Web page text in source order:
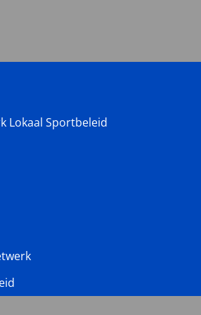
Lokaal Sportbeleid